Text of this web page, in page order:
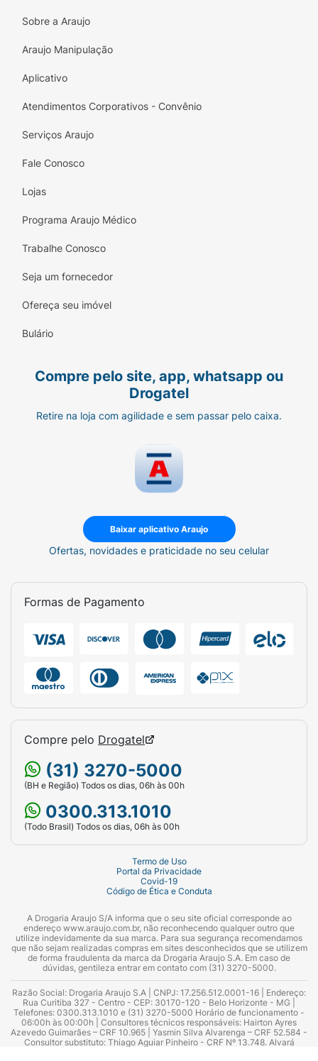
Sobre a Araujo
Araujo Manipulação
Aplicativo
Atendimentos Corporativos - Convênio
Serviços Araujo
Fale Conosco
Lojas
Programa Araujo Médico
Trabalhe Conosco
Seja um fornecedor
Ofereça seu imóvel
Bulário
Compre pelo site, app, whatsapp ou
Drogatel
Retire na loja com agilidade e sem passar pelo caixa.
Baixar aplicativo Araujo
Ofertas, novidades e praticidade no seu celular
Formas de Pagamento
Compre pelo Drogatel
(31) 3270-5000
(BH e Região) Todos os dias, 06h às 00h
0300.313.1010
(Todo Brasil) Todos os dias, 06h às 00h
Termo de Uso
Portal da Privacidade
Covid-19
Código de Ética e Conduta
A Drogaria Araujo S/A informa que o seu site oficial corresponde ao
endereço www.araujo.com.br, não reconhecendo qualquer outro que
utilize indevidamente da sua marca. Para sua segurança recomendamos
que não sejam realizadas compras em sites desconhecidos que se utilizem
de forma fraudulenta da marca da Drogaria Araujo S.A. Em caso de
dúvidas, gentileza entrar em contato com (31) 3270-5000.
Razão Social: Drogaria Araujo S.A | CNPJ: 17.256.512.0001-16 | Endereço:
Rua Curitiba 327 - Centro - CEP: 30170-120 - Belo Horizonte - MG |
Telefones: 0300.313.1010 e (31) 3270-5000 Horário de funcionamento -
06:00h às 00:00h | Consultores técnicos responsáveis: Hairton Ayres
Azevedo Guimarães – CRF 10.965 | Yasmin Silva Alvarenga – CRF 52.584 -
Consultor substituto: Thiago Aguiar Pinheiro - CRF Nº 13.748. Alvará